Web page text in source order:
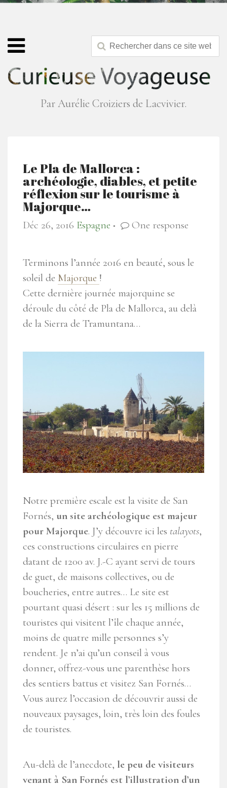
Par Aurélie Croiziers de Lacvivier.
Le Pla de Mallorca :
archéologie, diables, et petite
réflexion sur le tourisme à
Majorque…
Déc 26, 2016 Espagne ● One response
Terminons l’année 2016 en beauté, sous le
soleil de Majorque !
Cette dernière journée majorquine se
déroule du côté de Pla de Mallorca, au delà
de la Sierra de Tramuntana…
Notre première escale est la visite de San
Fornés, un site archéologique est majeur
pour Majorque. J’y découvre ici les talayots,
ces constructions circulaires en pierre
datant de 1200 av. J.-C ayant servi de tours
de guet, de maisons collectives, ou de
boucheries, entre autres… Le site est
pourtant quasi désert : sur les 15 millions de
touristes qui visitent l’île chaque année,
moins de quatre mille personnes s’y
rendent. Je n’ai qu’un conseil à vous
donner, offrez-vous une parenthèse hors
des sentiers battus et visitez San Fornés…
Vous aurez l’occasion de découvrir aussi de
nouveaux paysages, loin, très loin des foules
de touristes.
Au-delà de l’anecdote, le peu de visiteurs
venant à San Fornés est l’illustration d’un